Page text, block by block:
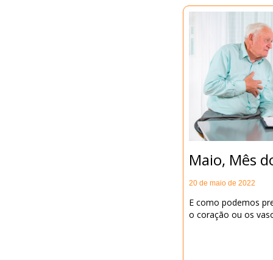
Maio, Mês
20 de maio de 2022
E como podemos
o coração ou os